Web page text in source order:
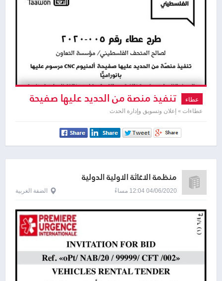
عطاء تنفيذ منصة من الحديد عليها صفيحة
ألمنيوم CNC
عطاءات » إعلان وتسويق وإدارة الحدث
منظمة الاغاثة الاولية الدولية
04/06/2020 12:04 مساءً الضفة الغربية